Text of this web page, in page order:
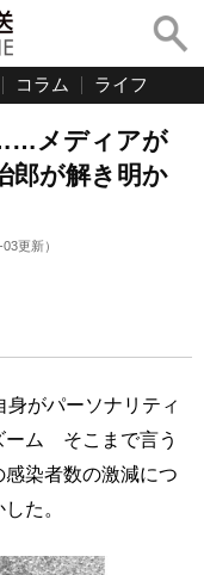
コラム ライフ
メディアが
郎が解き明か
03更新）
がパーソナリティ
ーム そこまで言う
染者数の激減につ
た。